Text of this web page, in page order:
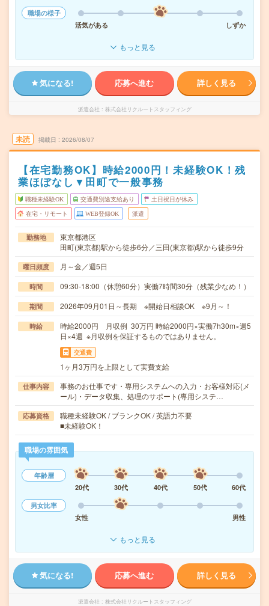
職場の様子
活気がある
しずか
もっと見る
気になる! 応募へ進む 詳しく見る
派遣会社 株式会社リクルートスタッフィング
未読 掲載日 2026/08/07
【在宅勤務OK】時給2000円！未経験OK！残
業ほぼなし▼田町で一般事務
職種未経験OK 交通費別途支給あり 土日祝日が休み
在宅・リモート WEB登録OK 派遣
勤務地
東京都港区
田町(東京都)駅から徒歩6分／三田(東京都)駅から徒歩9分
曜日頻度 月～金／週5日
時間 09:30-18:00（休憩60分）実働7時間30分（残業少なめ！）
期間 2026年09月01日～長期 ※開始日相談OK ※9月～！
時給
時給2000円 月収例 30万円 時給2000円×実働7h30m×週5
日×4週 ※月収例を保証するものではありません。
交通費
1ヶ月3万円を上限として実費支給
仕事内容
事務のお仕事です・専用システムへの入力・お客様対応(メ
ール)・データ収集、処理のサポート(専用システ…
応募資格
職種未経験OK / ブランクOK / 英語力不要
■未経験OK！
職場の雰囲気
年齢層
20代
30代 40代 50代
60代
男女比率
女性
男性
もっと見る
気になる! 応募へ進む 詳しく見る
派遣会社 株式会社リクルートスタッフィング